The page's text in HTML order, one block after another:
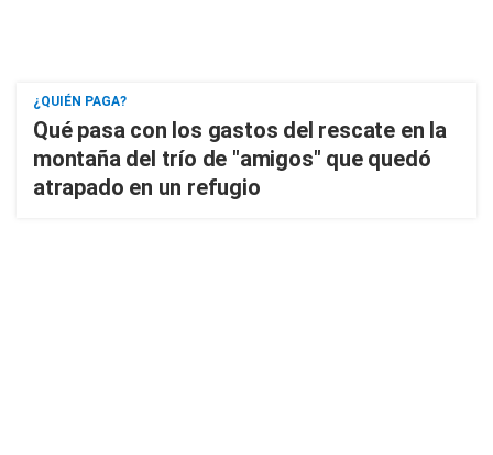
¿QUIÉN PAGA?
Qué pasa con los gastos del rescate en la
montaña del trío de "amigos" que quedó
atrapado en un refugio